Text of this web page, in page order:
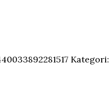
Kategori: